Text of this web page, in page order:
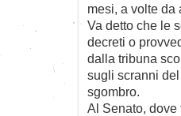
mesi, a volte da
Va detto che le
decreti o
dalla tribuna
sugli scranni
sgombro.
Al Senato, dove